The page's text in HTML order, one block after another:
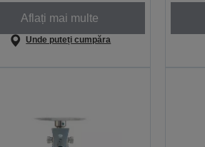
Aflați mai multe
Unde puteți cumpăra